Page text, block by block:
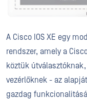
A Cisco IOS XE egy
rendszer, amely a
köztük
vezérlőknek - az
gazdag